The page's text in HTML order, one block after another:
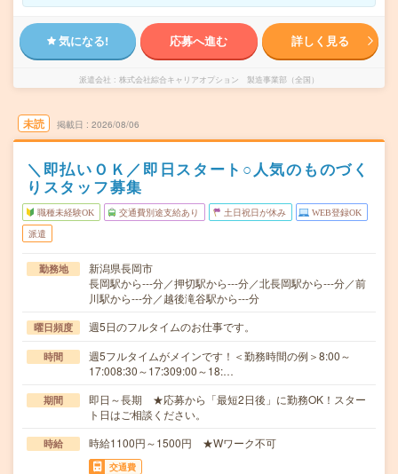
気になる! 応募へ進む 詳しく見る
派遣会社 株式会社綜合キャリアオプション 製造事業部（全国）
未読 掲載日 2026/08/06
＼即払いＯＫ／即日スタート○人気のものづく
りスタッフ募集
職種未経験OK 交通費別途支給あり 土日祝日が休み WEB登録OK
派遣
勤務地
新潟県長岡市
長岡駅から---分／押切駅から---分／北長岡駅から---分／前
川駅から---分／越後滝谷駅から---分
曜日頻度 週5日のフルタイムのお仕事です。
時間
週5フルタイムがメインです！＜勤務時間の例＞8:00～
17:008:30～17:309:00～18:…
期間
即日～長期 ★応募から「最短2日後」に勤務OK！スター
ト日はご相談ください。
時給 時給1100円～1500円 ★Wワーク不可
交通費